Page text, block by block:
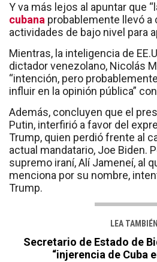
Y va más lejos al apuntar que
cubana probablemente llevó a
actividades de bajo nivel para
Mientras, la inteligencia de
dictador venezolano, Nicolás
“intención, pero
influir en la opinión pública”
Además, concluyen que el
Putin, interfirió a favor del
Trump, quien perdió frente al
actual mandatario, Joe Biden.
supremo iraní, Alí Jameneí, al
menciona por su nombre,
Trump.
LEA TAMBIÉN
Secretario de Estado de
“injerencia de Cuba